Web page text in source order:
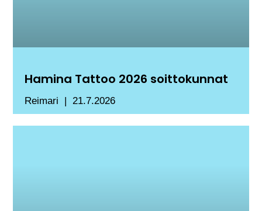
Hamina Tattoo 2026 soittokunnat
Reimari 21.7.2026